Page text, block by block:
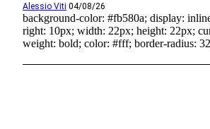
Alessio Viti 04/08/26
background-color: #fb580a; display:
right: 10px; width: 22px; height: 22px;
weight: bold; color: #fff; border-radius: